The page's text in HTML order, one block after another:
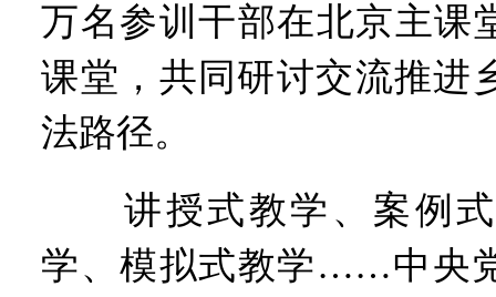
万名参训干部在北京主课
课堂，共同研讨交流推进
法路径。
讲授式教学、案例式
学、模拟式教学……中央